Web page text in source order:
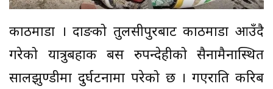
काठमाडौं । दाङको तुलसीपुरबाट काठमाडौं आउँदै
गरेको यात्रुबहाक बस रुपन्देहीको सैनामैनास्थित
सालझुण्डीमा दुर्घटनामा परेको छ । गएराति करिब